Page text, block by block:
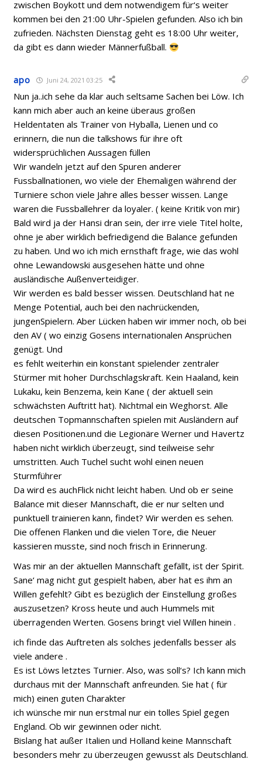
zwischen Boykott und dem notwendigem für‘s weiter
kommen bei den 21:00 Uhr-Spielen gefunden. Also ich bin
zufrieden. Nächsten Dienstag geht es 18:00 Uhr weiter,
da gibt es dann wieder Männerfußball.
apo Juni 24, 2021 03:25
Nun ja..ich sehe da klar auch seltsame Sachen bei Löw. Ich
kann mich aber auch an keine überaus großen
Heldentaten als Trainer von Hyballa, Lienen und co
erinnern, die nun die talkshows für ihre oft
widersprüchlichen Aussagen füllen
Wir wandeln jetzt auf den Spuren anderer
Fussballnationen, wo viele der Ehemaligen während der
Turniere schon viele Jahre alles besser wissen. Lange
waren die Fussballehrer da loyaler. ( keine Kritik von mir)
Bald wird ja der Hansi dran sein, der irre viele Titel holte,
ohne je aber wirklich befriedigend die Balance gefunden
zu haben. Und wo ich mich ernsthaft frage, wie das wohl
ohne Lewandowski ausgesehen hätte und ohne
ausländische Außenverteidiger.
Wir werden es bald besser wissen. Deutschland hat ne
Menge Potential, auch bei den nachrückenden,
jungenSpielern. Aber Lücken haben wir immer noch, ob bei
den AV ( wo einzig Gosens internationalen Ansprüchen
genügt. Und
es fehlt weiterhin ein konstant spielender zentraler
Stürmer mit hoher Durchschlagskraft. Kein Haaland, kein
Lukaku, kein Benzema, kein Kane ( der aktuell sein
schwächsten Auftritt hat). Nichtmal ein Weghorst. Alle
deutschen Topmannschaften spielen mit Ausländern auf
diesen Positionen.und die Legionäre Werner und Havertz
haben nicht wirklich überzeugt, sind teilweise sehr
umstritten. Auch Tuchel sucht wohl einen neuen
Sturmführer
Da wird es auchFlick nicht leicht haben. Und ob er seine
Balance mit dieser Mannschaft, die er nur selten und
punktuell trainieren kann, findet? Wir werden es sehen.
Die offenen Flanken und die vielen Tore, die Neuer
kassieren musste, sind noch frisch in Erinnerung.
Was mir an der aktuellen Mannschaft gefällt, ist der Spirit.
Sane‘ mag nicht gut gespielt haben, aber hat es ihm an
Willen gefehlt? Gibt es bezüglich der Einstellung großes
auszusetzen? Kross heute und auch Hummels mit
überragenden Werten. Gosens bringt viel Willen hinein .
ich finde das Auftreten als solches jedenfalls besser als
viele andere .
Es ist Löws letztes Turnier. Also, was soll‘s? Ich kann mich
durchaus mit der Mannschaft anfreunden. Sie hat ( für
mich) einen guten Charakter
ich wünsche mir nun erstmal nur ein tolles Spiel gegen
England. Ob wir gewinnen oder nicht.
Bislang hat außer Italien und Holland keine Mannschaft
besonders mehr zu überzeugen gewusst als Deutschland.